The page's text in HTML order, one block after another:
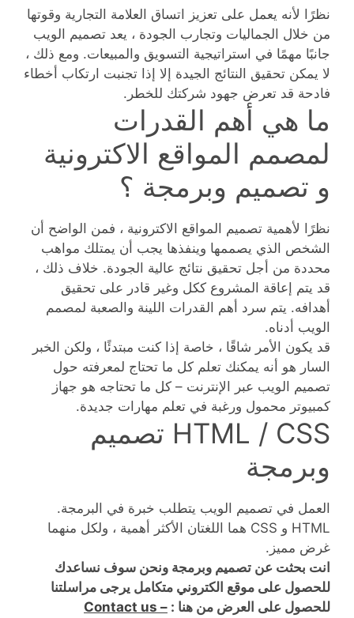
نظرًا لأنه يعمل على تعزيز اتساق العلامة التجارية وقوتها
من خلال الجماليات وتجارب الجودة ، يعد تصميم الويب
جانبًا مهمًا في استراتيجية التسويق والمبيعات. ومع ذلك ،
لا يمكن تحقيق النتائج الجيدة إلا إذا تجنبت ارتكاب أخطاء
فادحة قد تعرض جهود شركتك للخطر.
ما هي أهم القدرات
لمصمم المواقع الاكترونية
و تصميم وبرمجة ؟
نظرًا لأهمية تصميم المواقع الاكترونية ، فمن الواضح أن
الشخص الذي يصممها وينفذها يجب أن يمتلك مواهب
محددة من أجل تحقيق نتائج عالية الجودة. خلاف ذلك ،
قد يتم إعاقة المشروع ككل وغير قادر على تحقيق
أهدافه. يتم سرد أهم القدرات اللينة والصعبة لمصمم
الويب أدناه.
قد يكون الأمر شاقًا ، خاصة إذا كنت مبتدئًا ، ولكن الخبر
السار هو أنه يمكنك تعلم كل ما تحتاج لمعرفته حول
تصميم الويب عبر الإنترنت – كل ما تحتاجه هو جهاز
كمبيوتر محمول ورغبة في تعلم مهارات جديدة.
HTML / CSS تصميم
وبرمجة
العمل في تصميم الويب يتطلب خبرة في البرمجة.
HTML و CSS هما اللغتان الأكثر أهمية ، ولكل منهما
غرض مميز.
انت بحثت عن تصميم وبرمجة ونحن سوف نساعدك
للحصول على موقع الكتروني متكامل يرجى مراسلتنا
للحصول على العرض من هنا : Contact us –